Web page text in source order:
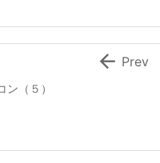
ン（５）
 Prev